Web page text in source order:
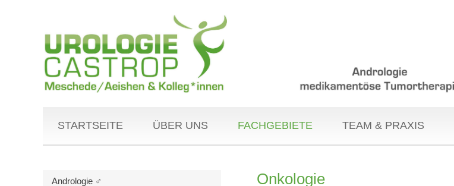
STARTSEITE ÜBER UNS FACHGEBIETE TEAM & PRAXIS
Andrologie ♂ Onkologie